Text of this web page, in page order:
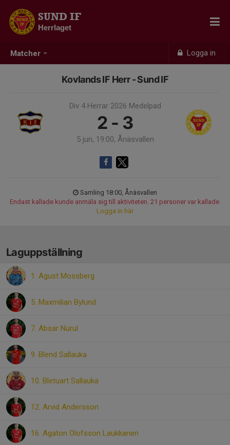
Matcher Logga in
SUND IF
Herrlaget
Kovlands IF Herr - Sund IF
Div 4 Herrar 2026 Medelpad
2 - 3
5 jun, 19:00, Ånäsvallen
Samling 18:00, Ånäsvallen
Endast kallade kunde anmäla sig till aktiviteten. 21 personer var kallade.
Logga in här
Laguppställning
1. Agust Mossberg
5. Maxmilian Bylund
7. Absar Nurul
9. Blend Sallauka
10. Bletuart Sallauka
12. Arvid Andersson
16. Agaton Olofsson Laukkanen